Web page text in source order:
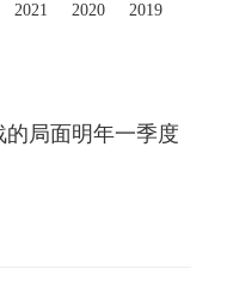
2021 2020 2019
局面明年一季度